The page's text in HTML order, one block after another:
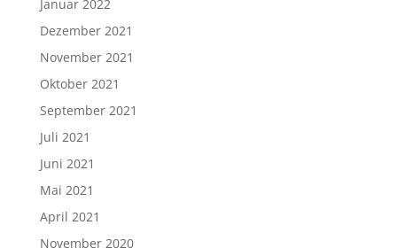
Januar 2022
Dezember 2021
November 2021
Oktober 2021
September 2021
Juli 2021
Juni 2021
Mai 2021
April 2021
November 2020